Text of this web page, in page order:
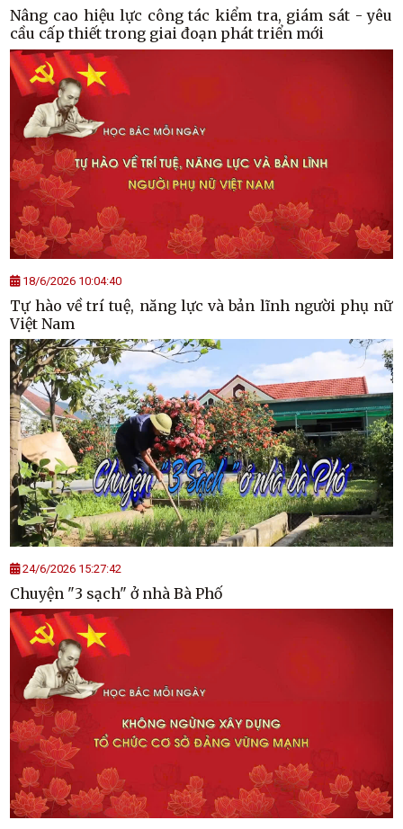
Nâng cao hiệu lực công tác kiểm tra, giám sát - yêu
cầu cấp thiết trong giai đoạn phát triển mới
18/6/2026 10:04:40
Tự hào về trí tuệ, năng lực và bản lĩnh người phụ nữ
Việt Nam
24/6/2026 15:27:42
Chuyện "3 sạch" ở nhà Bà Phố